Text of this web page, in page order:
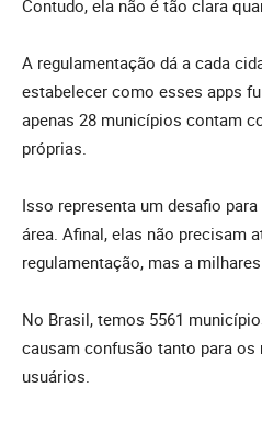
Contudo, ela não é tão clara
A regulamentação dá a cada
estabelecer como esses apps
apenas 28 municípios contam
próprias.
Isso representa um desafio
área. Afinal, elas não precisam
regulamentação, mas a
No Brasil, temos 5561
causam confusão tanto para
usuários.